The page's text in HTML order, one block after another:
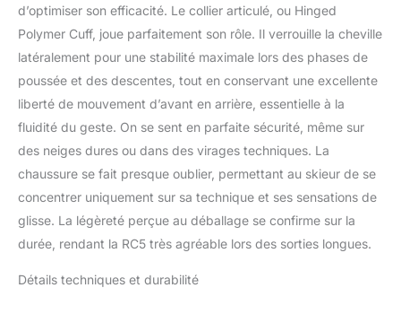
d’optimiser son efficacité. Le collier articulé, ou Hinged
Polymer Cuff, joue parfaitement son rôle. Il verrouille la cheville
latéralement pour une stabilité maximale lors des phases de
poussée et des descentes, tout en conservant une excellente
liberté de mouvement d’avant en arrière, essentielle à la
fluidité du geste. On se sent en parfaite sécurité, même sur
des neiges dures ou dans des virages techniques. La
chaussure se fait presque oublier, permettant au skieur de se
concentrer uniquement sur sa technique et ses sensations de
glisse. La légèreté perçue au déballage se confirme sur la
durée, rendant la RC5 très agréable lors des sorties longues.
Détails techniques et durabilité